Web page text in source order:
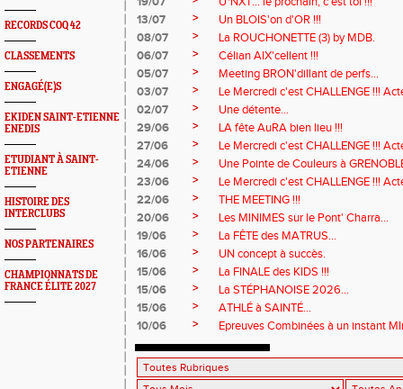
RECORDS COQ 42
CLASSEMENTS
ENGAGÉ(E)S
EKIDEN SAINT-ETIENNE
ENEDIS
ETUDIANT À SAINT-
ETIENNE
HISTOIRE DES
INTERCLUBS
NOS PARTENAIRES
CHAMPIONNATS DE
FRANCE ÉLITE 2027
13/07
>
Un BLOIS'on d'OR !!!
08/07
>
La ROUCHONETTE (3) by MDB.
06/07
>
Célian AIX'cellent !!!
05/07
>
Meeting BRON'dillant de perfs...
03/07
>
Le Mercredi c'est CHALLENGE !!!
02/07
>
Une détente...
29/06
>
LA fête AuRA bien lieu !!!
27/06
>
Le Mercredi c'est CHALLENGE !!!
24/06
>
Une Pointe de Couleurs à
23/06
>
Le Mercredi c'est CHALLENGE !!!
22/06
>
THE MEETING !!!
20/06
>
Les MINIMES sur le Pont' Charra...
19/06
>
La FÊTE des MATRUS...
16/06
>
UN concept à succès.
15/06
>
La FINALE des KIDS !!!
15/06
>
La STÉPHANOISE 2026...
15/06
>
ATHLÉ à SAINTÉ...
10/06
> Epreuves Combinées à un instant